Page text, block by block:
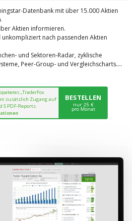
Datenbank mit über 15.000 Aktien
Aktien informieren.
unkompliziert nach passenden Aktien
und Sektoren-Radar, zyklische
Peer-Group- und Vergleichscharts....
„TraderFox
zusätzlich Zugang auf
5 PDF-Reports.
BESTELLEN
nur 25 €
pro Monat